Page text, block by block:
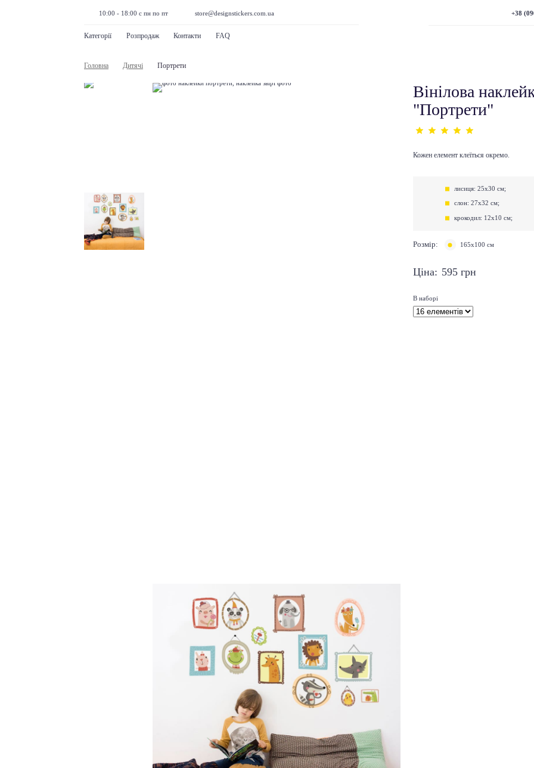
10:00 - 18:00 с пн по пт store@designstickers.com.ua
Категорії Розпродаж Контакти FAQ
+38
Головна Дитячі Портрети
Вінілова
"Портрети"
Кожен елемент клеїться окремо.
лисиця: 25х30 см;
слон: 27х32 см;
крокодил: 12х10 см;
Розмір: 165х100 см
Ціна: 595 грн
В наборі